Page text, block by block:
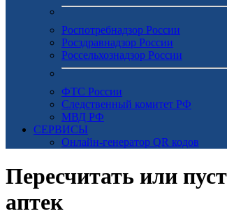
Роспотребнадзор России
Росздравнадзор России
Россельхознадзор России
ФТС России
Следственный комитет РФ
МВД РФ
СЕРВИСЫ
Онлайн-генератор QR кодов
Пересчитать или
аптек